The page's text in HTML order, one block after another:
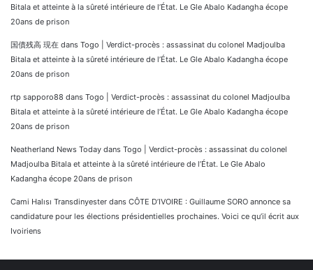
Bitala et atteinte à la sûreté intérieure de l’État. Le Gle Abalo Kadangha écope
20ans de prison
国債残高 現在 dans Togo | Verdict-procès : assassinat du colonel Madjoulba
Bitala et atteinte à la sûreté intérieure de l’État. Le Gle Abalo Kadangha écope
20ans de prison
rtp sapporo88 dans Togo | Verdict-procès : assassinat du colonel Madjoulba
Bitala et atteinte à la sûreté intérieure de l’État. Le Gle Abalo Kadangha écope
20ans de prison
Neatherland News Today dans Togo | Verdict-procès : assassinat du colonel
Madjoulba Bitala et atteinte à la sûreté intérieure de l’État. Le Gle Abalo
Kadangha écope 20ans de prison
Cami Halısı Transdinyester dans CÔTE D’IVOIRE : Guillaume SORO annonce sa
candidature pour les élections présidentielles prochaines. Voici ce qu’il écrit aux
Ivoiriens